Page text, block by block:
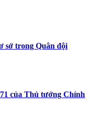
sở trong Quân đội
của Thủ tướng Chính